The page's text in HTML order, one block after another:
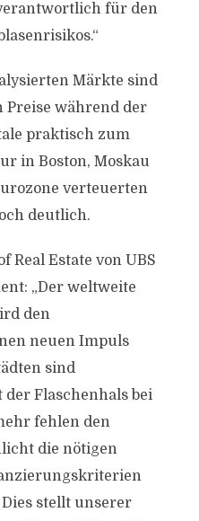
für den
Märkte sind
Preise während der
praktisch zum
in Boston, Moskau
verteuerten
deutlich.
Real Estate von UBS
„Der weltweite
den
neuen Impuls
sind
Flaschenhals bei
fehlen den
die nötigen
stellt unserer